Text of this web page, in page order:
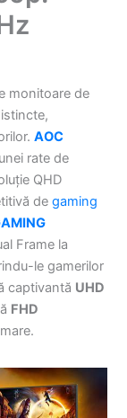
monitoare de
AOC
rate de
QHD
degaming
Frame la
le gamerilor
captivantă UHD
FHD